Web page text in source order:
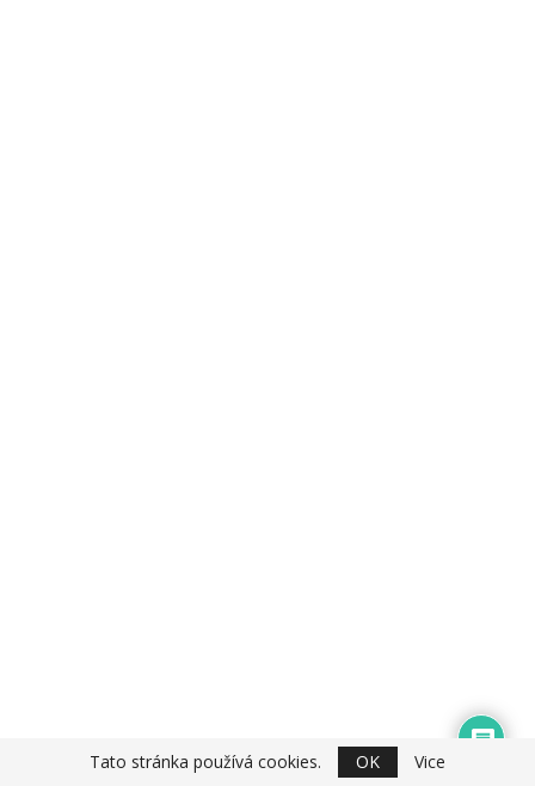
Facebook ProKondici.cz
Tato stránka používá cookies. OK Vice